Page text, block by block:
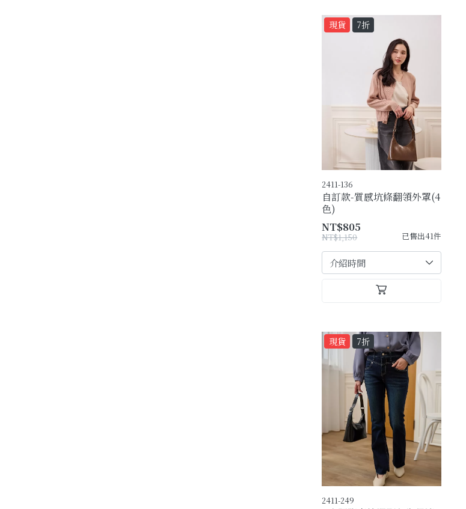
現貨 7折
2411-136
自訂款-質感坑條翻領外罩(4
色)
NT$805
NT$1,150 已售出41件
現貨 7折
2411-249